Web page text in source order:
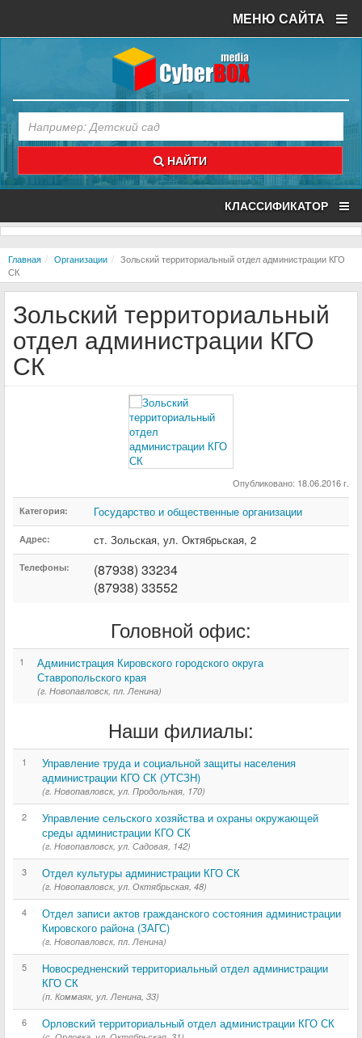
МЕНЮ САЙТА
НАЙТИ
КЛАССИФИКАТОР
Главная Организации
Зольский территориальный отдел администрации КГО
СК
Зольский территориальный
отдел администрации КГО
СК
Опубликовано: 18.06.2016 г.
Категория: Государство и общественные организации
Адрес: ст. Зольская, ул. Октябрьская, 2
Телефоны:
(87938) 33234
(87938) 33552
Головной офис:
1
Администрация Кировского городского округа
Ставропольского края
(г. Новопавловск, пл. Ленина)
Наши филиалы:
1
Управление труда и социальной защиты населения
администрации КГО СК (УТСЗН)
(г. Новопавловск, ул. Продольная, 170)
2
Управление сельского хозяйства и охраны окружающей
среды администрации КГО СК
(г. Новопавловск, ул. Садовая, 142)
3 Отдел культуры администрации КГО СК
(г. Новопавловск, ул. Октябрьская, 48)
4
Отдел записи актов гражданского состояния администрации
Кировского района (ЗАГС)
(г. Новопавловск, пл. Ленина)
5
Новосредненский территориальный отдел администрации
КГО СК
(п. Коммаяк, ул. Ленина, 33)
6 Орловский территориальный отдел администрации КГО СК